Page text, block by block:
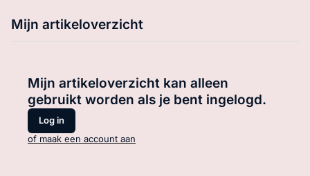
Mijn artikeloverzicht
Mijn artikeloverzicht kan alleen
gebruikt worden als je bent ingelogd.
Log in
of maak een account aan